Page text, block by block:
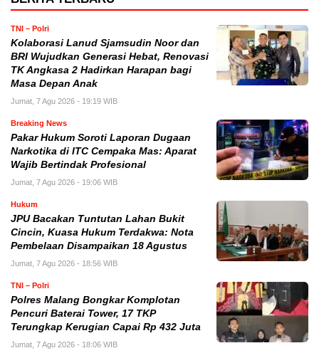
TNI – Polri
Kolaborasi Lanud Sjamsudin Noor dan
BRI Wujudkan Generasi Hebat, Renovasi
TK Angkasa 2 Hadirkan Harapan bagi
Masa Depan Anak
Jumat, 7 Agu 2026 - 19:19 WIB
Breaking News
Pakar Hukum Soroti Laporan Dugaan
Narkotika di ITC Cempaka Mas: Aparat
Wajib Bertindak Profesional
Jumat, 7 Agu 2026 - 19:06 WIB
Hukum
JPU Bacakan Tuntutan Lahan Bukit
Cincin, Kuasa Hukum Terdakwa: Nota
Pembelaan Disampaikan 18 Agustus
Jumat, 7 Agu 2026 - 18:56 WIB
TNI – Polri
Polres Malang Bongkar Komplotan
Pencuri Baterai Tower, 17 TKP
Terungkap Kerugian Capai Rp 432 Juta
Jumat, 7 Agu 2026 - 18:06 WIB